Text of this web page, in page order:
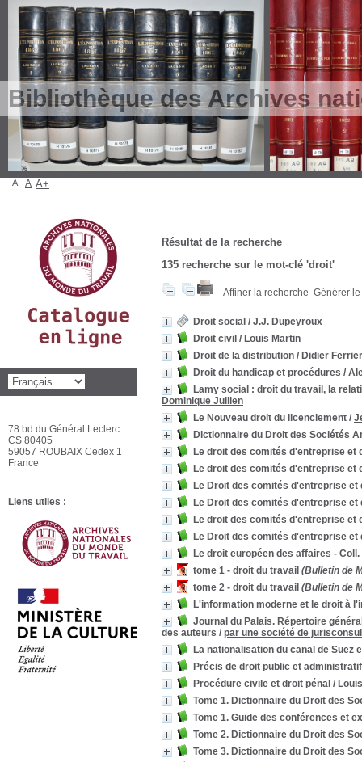
Bibliothèque des Archives
Résultat de la recherche
135 recherche sur le mot-clé 'droit'
Affiner la recherche Générer
Droit social / J.J. Dupeyroux
Droit civil / Louis Martin
Droit de la distribution / Didier Ferrier
Droit du handicap et procédures /
Lamy social : droit du travail, la
Dominique Jullien
Le Nouveau droit du licenciement /
Dictionnaire du Droit des Sociétés
Le droit des comités d'entreprise et
Le droit des comités d'entreprise et
Le Droit des comités d'entreprise et
Le Droit des comités d'entreprise et
Le droit des comités d'entreprise et
Le Droit des comités d'entreprise et
Le droit européen des affaires - Coll.
tome 1 - droit du travail (Bulletin de
tome 2 - droit du travail (Bulletin de
L'information moderne et le droit à
Journal du Palais. Répertoire
des auteurs / par une société de
La nationalisation du canal de Suez
Précis de droit public et administratif
Procédure civile et droit pénal /
Tome 1. Dictionnaire du Droit des
Tome 1. Guide des conférences et
Tome 2. Dictionnaire du Droit des
Tome 3. Dictionnaire du Droit des
A- A A+
78 bd du Général Leclerc
CS 80405
59057 ROUBAIX Cedex 1
France
Liens utiles :